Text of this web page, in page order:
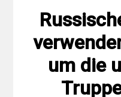
um die